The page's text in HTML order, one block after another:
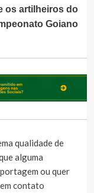
os artilheiros do
Goiano
qualidade de
alguma
ou quer
contato